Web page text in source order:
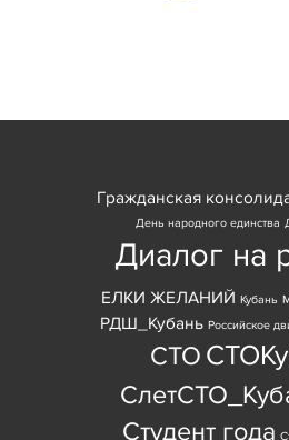
Гражданская
День народного единства
Диалог на
ЕЛКИ ЖЕЛАНИЙ Кубань
РДШ_Кубань Российское
СТО
Студент года